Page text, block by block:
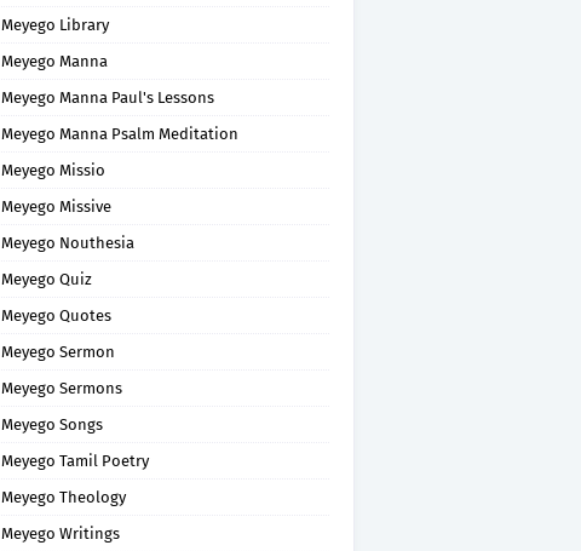
Meyego Library
Meyego Manna
Meyego Manna Paul's Lessons
Meyego Manna Psalm Meditation
Meyego Missio
Meyego Missive
Meyego Nouthesia
Meyego Quiz
Meyego Quotes
Meyego Sermon
Meyego Sermons
Meyego Songs
Meyego Tamil Poetry
Meyego Theology
Meyego Writings